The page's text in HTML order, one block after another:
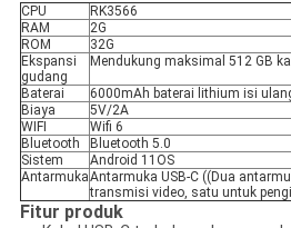
CPU
RK3566
RAM
2G
ROM
32G
Ekspansi
gudang
Mendukung maksimal 512 GB
Baterai
6000mAh baterai lithium isi
Biaya
5V/2A
WIFI
Wifi 6
Bluetooth
Bluetooth 5.0
Sistem
Android 11OS
AntarmukaAntarmuka USB-C ((Dua
transmisi video, satu untuk
Fitur produk